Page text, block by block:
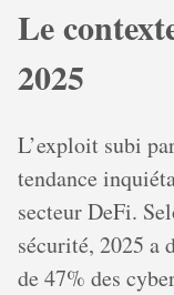
Le
2025
L’exploit subi
tendance
secteur DeFi.
sécurité, 2025 a
de 47% des